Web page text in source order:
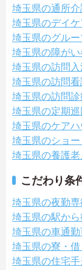
埼玉県の通所
埼玉県のデイ
埼玉県のグル
埼玉県の障が
埼玉県の訪問入
埼玉県の訪問看
埼玉県の訪問診
埼玉県の定期巡
埼玉県のケア
埼玉県のショ
埼玉県の養護
こだわり条
埼玉県の夜勤
埼玉県の駅か
埼玉県の車通
埼玉県の寮・
埼玉県の住宅